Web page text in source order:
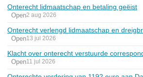
Onterecht lidmaatschap en betaling geëist
Open2 aug 2026
Onterecht verlengd lidmaatschap en
Open13 jul 2026
Klacht over onterecht verstuurde
Open11 jul 2026